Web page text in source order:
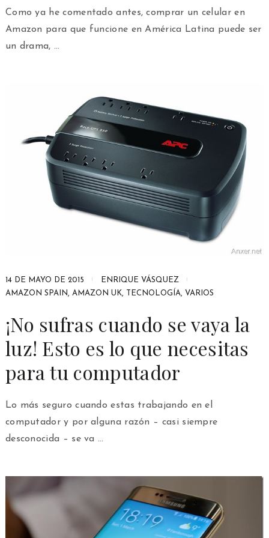
Como ya he comentado antes, comprar un celular en
Amazon para que funcione en América Latina puede ser
un drama, …
14 DE MAYO DE 2015
ENRIQUE VÁSQUEZ
AMAZON SPAIN
AMAZON UK TECNOLOGÍA, VARIOS
¡No sufras cuando se vaya la
luz! Esto es lo que necesitas
para tu computador
Lo más seguro cuando estas trabajando en el
computador y por alguna razón – casi siempre
desconocida – se va …